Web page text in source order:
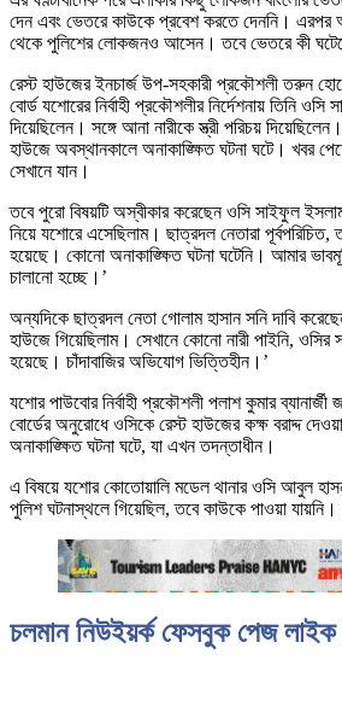
দেন এবং ভেতরে কাউকে প্রবেশ করতে দেননি।
থেকে পুলিশের লোকজনও আসেন। তবে ভেতরে কী
রেস্ট হাউজের ইনচার্জ উপ-সহকারী প্রকৌশলী তরুন
বোর্ড যশোরের নির্বাহী প্রকৌশলীর নির্দেশনায় তিনি
দিয়েছিলেন। সঙ্গে আনা নারীকে স্ত্রী পরিচয়
হাউজে অবস্থানকালে অনাকাঙ্ক্ষিত ঘটনা ঘটে। খবর
সেখানে যান।
তবে পুরো বিষয়টি অস্বীকার করেছেন ওসি সাইফুল
নিয়ে যশোরে এসেছিলাম। ছাত্রদল নেতারা পূর্বপরিচিত,
হয়েছে। কোনো অনাকাঙ্ক্ষিত ঘটনা ঘটেনি। আমার
চালানো হচ্ছে।’
অন্যদিকে ছাত্রদল নেতা গোলাম হাসান সনি দাবি
হাউজে গিয়েছিলাম। সেখানে কোনো নারী পাইনি, ওসির
হয়েছে। চাঁদাবাজির অভিযোগ ভিত্তিহীন।’
যশোর পাউবোর নির্বাহী প্রকৌশলী পলাশ কুমার ব্যানার্জী
বোর্ডের অনুরোধে ওসিকে রেস্ট হাউজের কক্ষ বরাদ্দ
অনাকাঙ্ক্ষিত ঘটনা ঘটে, যা এখন তদন্তাধীন।
এ বিষয়ে যশোর কোতোয়ালি মডেল থানার ওসি আবুল
পুলিশ ঘটনাস্থলে গিয়েছিল, তবে কাউকে পাওয়া যায়নি।
চলমান নিউইয়র্ক ফেসবুক পেজ লাইক